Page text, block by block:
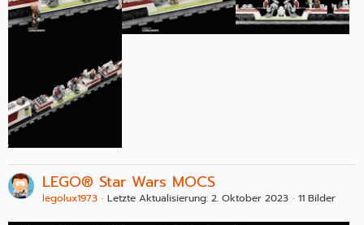
LEGO® Star Wars MOCS
legolux1973 Letzte Aktualisierung: 2. Oktober 2023 11 Bilder